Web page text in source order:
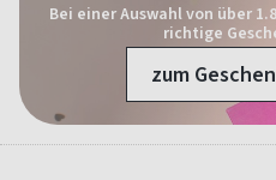
Bei einer Auswahl von über
richtige
zum